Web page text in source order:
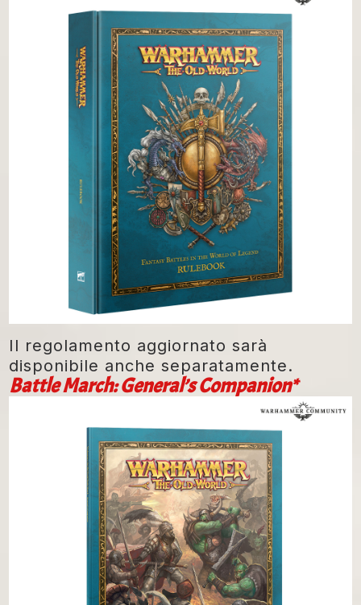
Il regolamento aggiornato sarà
disponibile anche separatamente.
Battle March: General’s Companion*